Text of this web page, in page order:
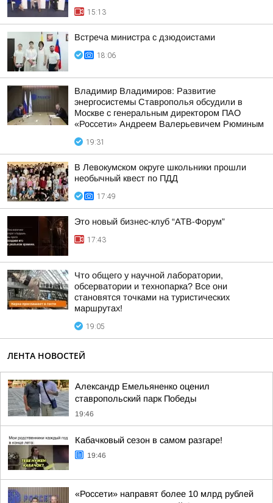
15:13
Встреча министра с дзюдоистами
18:06
Владимир Владимиров: Развитие
энергосистемы Ставрополья обсудили в
Москве с генеральным директором ПАО
«Россети» Андреем Валерьевичем Рюминым
19:31
В Левокумском округе школьники прошли
необычный квест по ПДД
17:49
Это новый бизнес-клуб “АТВ-Форум”
17:43
Что общего у научной лаборатории,
обсерватории и технопарка? Все они
становятся точками на туристических
маршрутах!
19:05
ЛЕНТА НОВОСТЕЙ
Александр Емельяненко оценил
ставропольский парк Победы
19:46
Кабачковый сезон в самом разгаре!
19:46
«Россети» направят более 10 млрд рублей